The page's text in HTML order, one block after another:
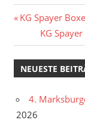
Vorheriger
Beitrag:
KG Spayer
Nächster
Beitrag:
KG
NEUESTE
4.
2026